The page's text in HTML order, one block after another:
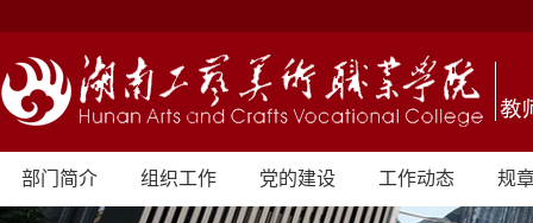
部门简介 组织工作 党的建设 工作动态 规